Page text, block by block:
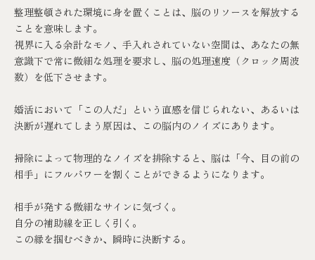
整理整頓された環境に身を置くことは、脳のリソースを解放する
ことを意味します。
視界に入る余計なモノ、手入れされていない空間は、あなたの無
意識下で常に微細な処理を要求し、脳の処理速度（クロック周波
数）を低下させます。
婚活において「この人だ」という直感を信じられない、あるいは
決断が遅れてしまう原因は、この脳内のノイズにあります。
掃除によって物理的なノイズを排除すると、脳は「今、目の前の
相手」にフルパワーを割くことができるようになります。
相手が発する微細なサインに気づく。
自分の補助線を正しく引く。
この縁を掴むべきか、瞬時に決断する。